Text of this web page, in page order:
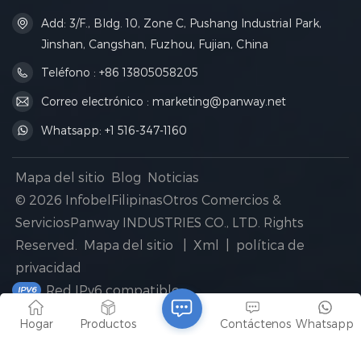
Add: 3/F., Bldg. 10, Zone C, Pushang Industrial Park,
Jinshan, Cangshan, Fuzhou, Fujian, China
Teléfono : +86 13805058205
Correo electrónico : marketing@panway.net
Whatsapp: +1 516-347-1160
Mapa del sitio Blog Noticias
© 2026 InfobelFilipinasOtros Comercios &
ServiciosPanway INDUSTRIES CO., LTD. Rights
Reserved.
Mapa del sitio Xml
política de
privacidad
Red IPv6 compatible
Hogar Productos Whatsapp
Contáctenos